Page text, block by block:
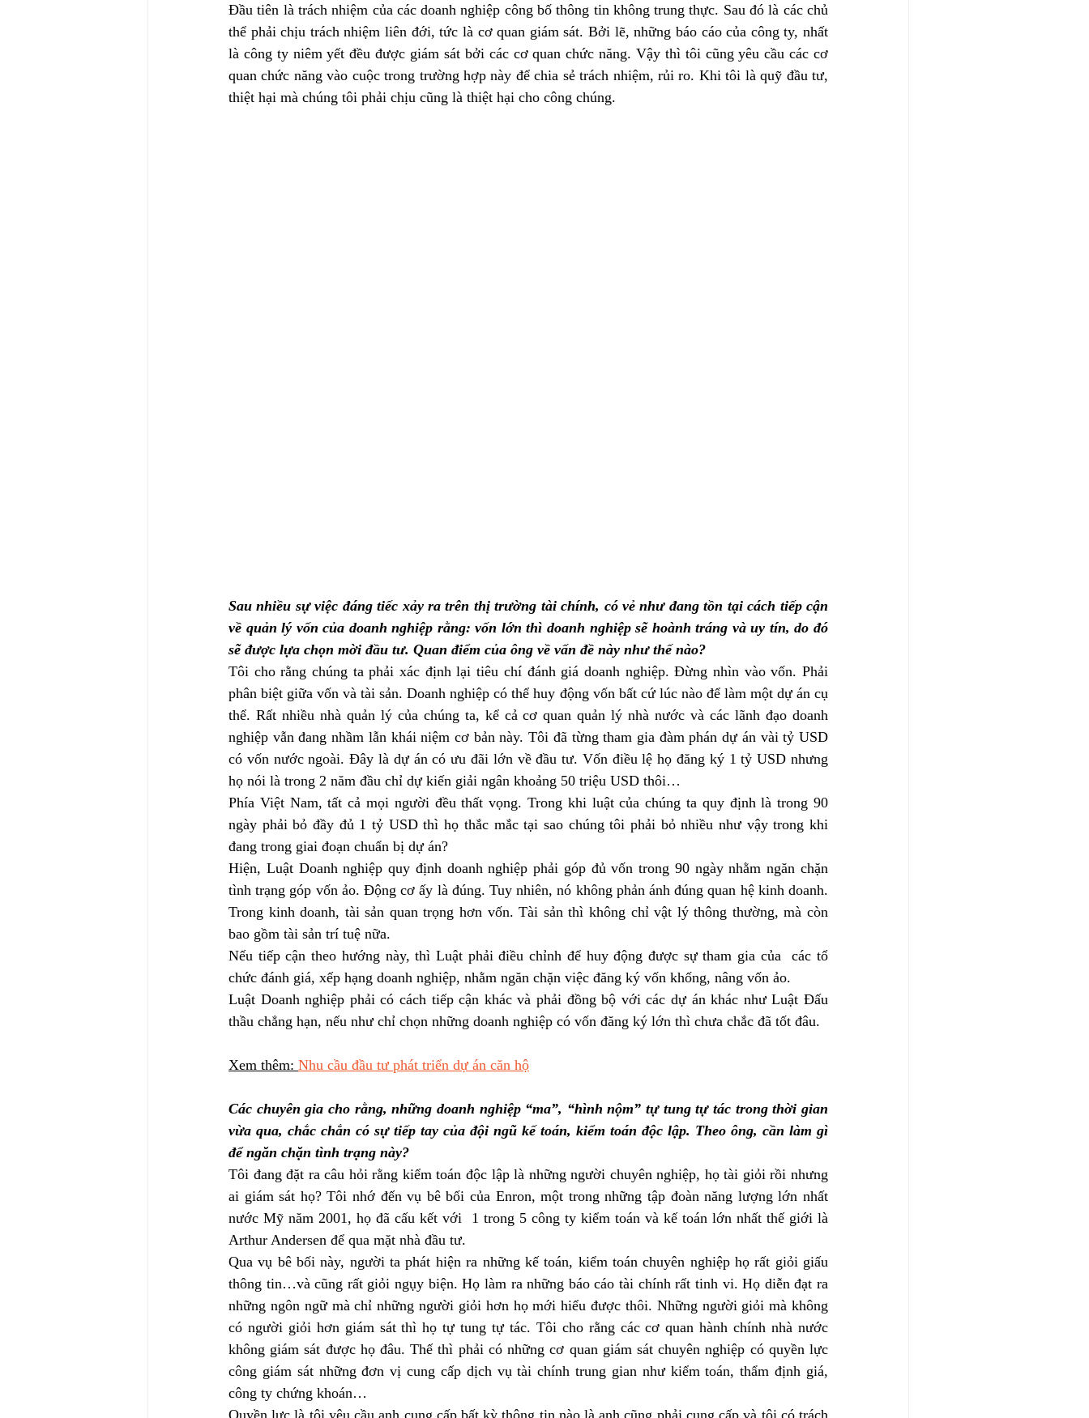
Đầu tiên là trách nhiệm của các doanh nghiệp công bố thông tin không trung thực. Sau đó là các chủ
thể phải chịu trách nhiệm liên đới, tức là cơ quan giám sát. Bởi lẽ, những báo cáo của công ty, nhất
là công ty niêm yết đều được giám sát bởi các cơ quan chức năng. Vậy thì tôi cũng yêu cầu các cơ
quan chức năng vào cuộc trong trường hợp này để chia sẻ trách nhiệm, rủi ro. Khi tôi là quỹ đầu tư,
thiệt hại mà chúng tôi phải chịu cũng là thiệt hại cho công chúng.
Sau nhiều sự việc đáng tiếc xảy ra trên thị trường tài chính, có vẻ như đang tồn tại cách tiếp cận
về quản lý vốn của doanh nghiệp rằng: vốn lớn thì doanh nghiệp sẽ hoành tráng và uy tín, do đó
sẽ được lựa chọn mời đầu tư. Quan điểm của ông về vấn đề này như thế nào?
Tôi cho rằng chúng ta phải xác định lại tiêu chí đánh giá doanh nghiệp. Đừng nhìn vào vốn. Phải
phân biệt giữa vốn và tài sản. Doanh nghiệp có thể huy động vốn bất cứ lúc nào để làm một dự án cụ
thể. Rất nhiều nhà quản lý của chúng ta, kể cả cơ quan quản lý nhà nước và các lãnh đạo doanh
nghiệp vẫn đang nhầm lẫn khái niệm cơ bản này. Tôi đã từng tham gia đàm phán dự án vài tỷ USD
có vốn nước ngoài. Đây là dự án có ưu đãi lớn về đầu tư. Vốn điều lệ họ đăng ký 1 tỷ USD nhưng
họ nói là trong 2 năm đầu chỉ dự kiến giải ngân khoảng 50 triệu USD thôi…
Phía Việt Nam, tất cả mọi người đều thất vọng. Trong khi luật của chúng ta quy định là trong 90
ngày phải bỏ đầy đủ 1 tỷ USD thì họ thắc mắc tại sao chúng tôi phải bỏ nhiều như vậy trong khi
đang trong giai đoạn chuẩn bị dự án?
Hiện, Luật Doanh nghiệp quy định doanh nghiệp phải góp đủ vốn trong 90 ngày nhằm ngăn chặn
tình trạng góp vốn ảo. Động cơ ấy là đúng. Tuy nhiên, nó không phản ánh đúng quan hệ kinh doanh.
Trong kinh doanh, tài sản quan trọng hơn vốn. Tài sản thì không chỉ vật lý thông thường, mà còn
bao gồm tài sản trí tuệ nữa.
Nếu tiếp cận theo hướng này, thì Luật phải điều chỉnh để huy động được sự tham gia của  các tổ
chức đánh giá, xếp hạng doanh nghiệp, nhằm ngăn chặn việc đăng ký vốn khống, nâng vốn ảo.
Luật Doanh nghiệp phải có cách tiếp cận khác và phải đồng bộ với các dự án khác như Luật Đấu
thầu chẳng hạn, nếu như chỉ chọn những doanh nghiệp có vốn đăng ký lớn thì chưa chắc đã tốt đâu.
Xem thêm: Nhu cầu đầu tư phát triển dự án căn hộ
Các chuyên gia cho rằng, những doanh nghiệp “ma”, “hình nộm” tự tung tự tác trong thời gian
vừa qua, chắc chắn có sự tiếp tay của đội ngũ kế toán, kiểm toán độc lập. Theo ông, cần làm gì
để ngăn chặn tình trạng này?
Tôi đang đặt ra câu hỏi rằng kiểm toán độc lập là những người chuyên nghiệp, họ tài giỏi rồi nhưng
ai giám sát họ? Tôi nhớ đến vụ bê bối của Enron, một trong những tập đoàn năng lượng lớn nhất
nước Mỹ năm 2001, họ đã cấu kết với  1 trong 5 công ty kiểm toán và kế toán lớn nhất thế giới là
Arthur Andersen để qua mặt nhà đầu tư.
Qua vụ bê bối này, người ta phát hiện ra những kế toán, kiểm toán chuyên nghiệp họ rất giỏi giấu
thông tin…và cũng rất giỏi ngụy biện. Họ làm ra những báo cáo tài chính rất tinh vi. Họ diễn đạt ra
những ngôn ngữ mà chỉ những người giỏi hơn họ mới hiểu được thôi. Những người giỏi mà không
có người giỏi hơn giám sát thì họ tự tung tự tác. Tôi cho rằng các cơ quan hành chính nhà nước
không giám sát được họ đâu. Thế thì phải có những cơ quan giám sát chuyên nghiệp có quyền lực
công giám sát những đơn vị cung cấp dịch vụ tài chính trung gian như kiểm toán, thẩm định giá,
công ty chứng khoán…